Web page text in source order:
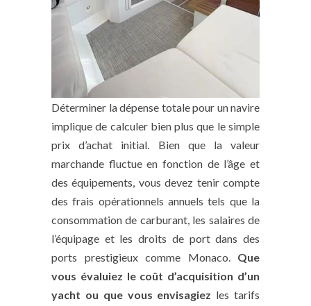
Déterminer la dépense totale pour un navire
implique de calculer bien plus que le simple
prix d’achat initial. Bien que la valeur
marchande fluctue en fonction de l’âge et
des équipements, vous devez tenir compte
des frais opérationnels annuels tels que la
consommation de carburant, les salaires de
l’équipage et les droits de port dans des
ports prestigieux comme Monaco. Que
vous évaluiez le coût d’acquisition d’un
yacht ou que vous envisagiez les tarifs